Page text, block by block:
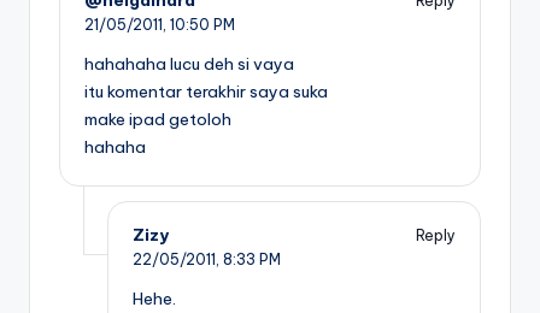
21/05/2011, 10:50 PM
hahahaha lucu deh si vaya
itu komentar terakhir saya suka
make ipad getoloh
hahaha
Zizy
Reply
22/05/2011, 8:33 PM
Hehe.